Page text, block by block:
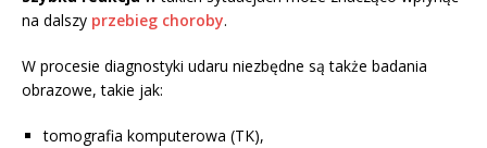
na dalszy przebieg choroby.
W procesie diagnostyki udaru niezbędne są także badania
obrazowe, takie jak:
tomografia komputerowa (TK),